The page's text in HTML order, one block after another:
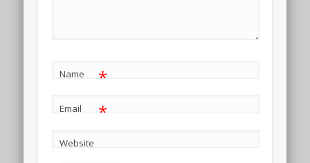
Name *
Email *
Website